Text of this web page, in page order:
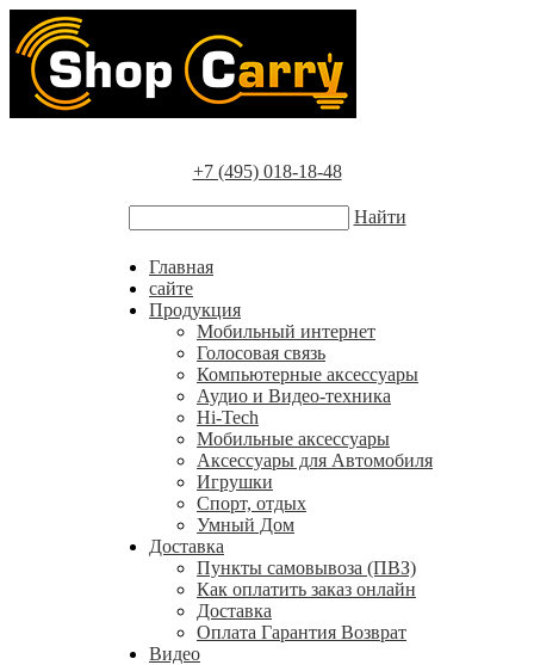
+7 (495) 018-18-48
Найти
Главная
сайте
Продукция
Мобильный интернет
Голосовая связь
Компьютерные аксессуары
Аудио и Видео-техника
Hi-Tech
Мобильные аксессуары
Аксессуары для Автомобиля
Игрушки
Спорт, отдых
Умный Дом
Доставка
Пункты самовывоза (ПВЗ)
Как оплатить заказ онлайн
Доставка
Оплата Гарантия Возврат
Видео